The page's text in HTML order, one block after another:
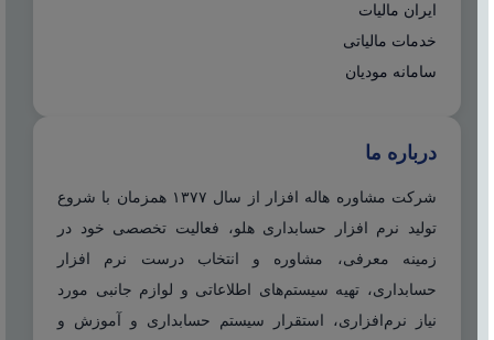
ایران مالیات
خدمات مالیاتی
سامانه مودیان
درباره ما
شرکت مشاوره هاله افزار از سال ۱۳۷۷ همزمان با شروع
تولید نرم افزار حسابداری هلو، فعالیت تخصصی خود در
زمینه معرفی، مشاوره و انتخاب درست نرم افزار
حسابداری، تهیه سیستم‌های اطلاعاتی و لوازم جانبی مورد
نیاز نرم‌افزاری، استقرار سیستم حسابداری و آموزش و